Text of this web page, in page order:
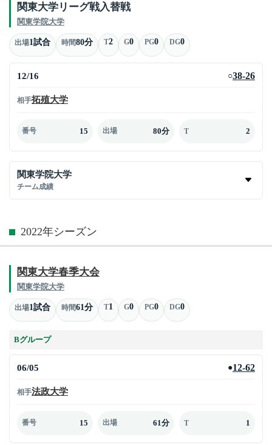
関東大学リーグ戦入替戦
関東学院大学
出場1試合 時間80分 T2 G0 PG0 DG0
12/16 ○38-26
相手拓殖大学
番号 15 出場 80分 T 2
関東学院大学
チーム成績
2022年シーズン
関東大学春季大会
関東学院大学
出場1試合 時間61分 T1 G0 PG0 DG0
Bグループ
06/05 ●12-62
相手法政大学
番号 15 出場 61分 T 1